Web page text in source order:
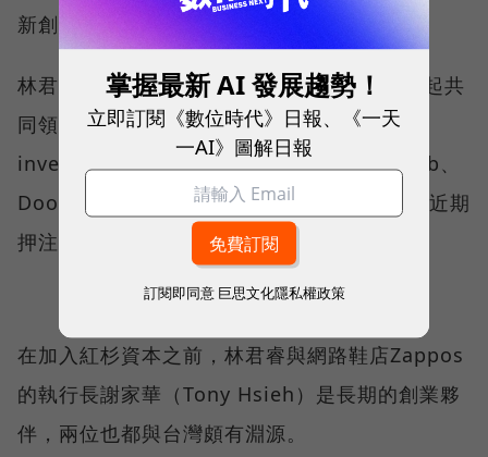
新創領域進行投資。
林君睿則是在2010年加入紅杉資本，2017年起共
同領導早期投資（early-stage
investments），投資的代表作包括了Airbnb、
DoorDash和加密貨幣交易平台Kalshi，更在近期
押注了AI巨頭OpenAI。
在加入紅杉資本之前，林君睿與網路鞋店Zappos
的執行長謝家華（Tony Hsieh）是長期的創業夥
伴，兩位也都與台灣頗有淵源。
掌握最新 AI 發展趨勢！
立即訂閱《數位時代》日報、《一天
一AI》圖解日報
訂閱即同意 巨思文化隱私權政策